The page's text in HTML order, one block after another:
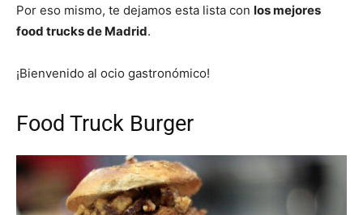
Por eso mismo, te dejamos esta lista con los mejores
food trucks de Madrid.
¡Bienvenido al ocio gastronómico!
Food Truck Burger